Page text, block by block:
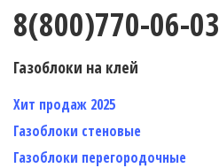
8(800)770-06-03
Газоблоки на клей
Хит продаж 2025
Газоблоки стеновые
Газоблоки перегородочные